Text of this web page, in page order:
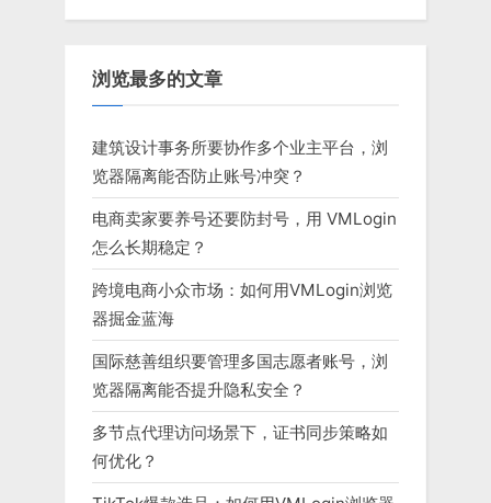
浏览最多的文章
建筑设计事务所要协作多个业主平台，浏
览器隔离能否防止账号冲突？
电商卖家要养号还要防封号，用 VMLogin
怎么长期稳定？
跨境电商小众市场：如何用VMLogin浏览
器掘金蓝海
国际慈善组织要管理多国志愿者账号，浏
览器隔离能否提升隐私安全？
多节点代理访问场景下，证书同步策略如
何优化？